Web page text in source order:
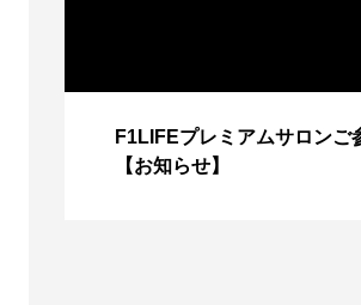
F1LIFEプレミアムサロンご
【お知らせ】